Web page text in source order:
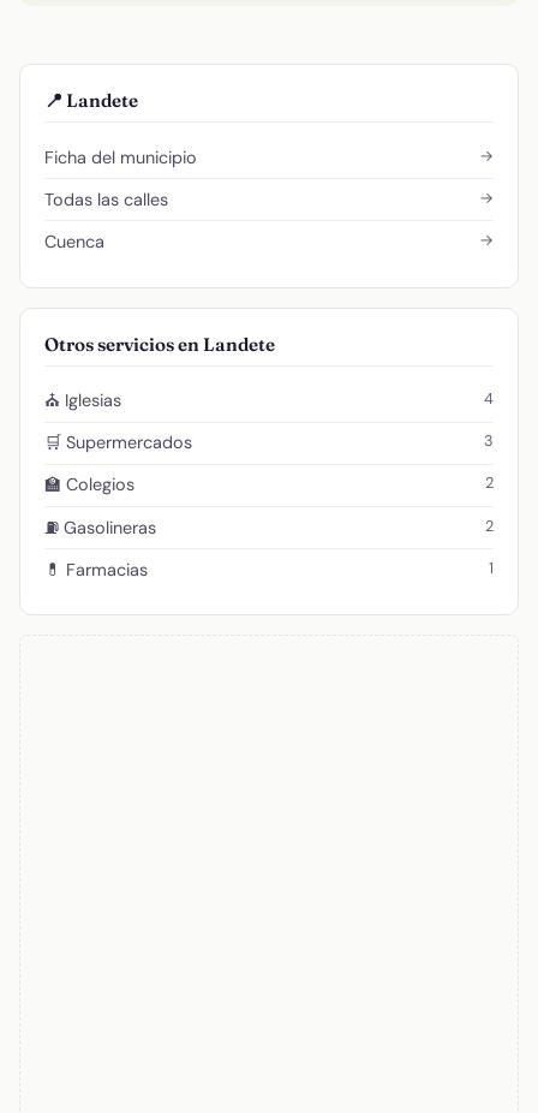
📍 Landete
Ficha del municipio →
Todas las calles →
Cuenca →
Otros servicios en Landete
⛪ Iglesias 4
🛒 Supermercados 3
🏫 Colegios 2
⛽ Gasolineras 2
💊 Farmacias 1